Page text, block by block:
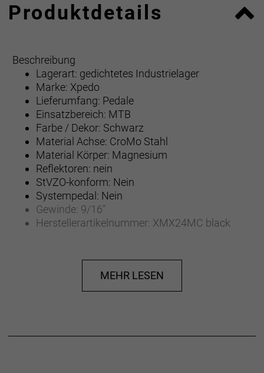
Produktdetails
Beschreibung
Lagerart: gedichtetes Industrielager
Marke: Xpedo
Lieferumfang: Pedale
Einsatzbereich: MTB
Farbe / Dekor: Schwarz
Material Achse: CroMo Stahl
Material Körper: Magnesium
Reflektoren: nein
StVZO-konform: Nein
Systempedal: Nein
Gewinde: 9/16"
Herstellerartikelnummer: XMX24MC black
sales@xpedo.com
MEHR LESEN